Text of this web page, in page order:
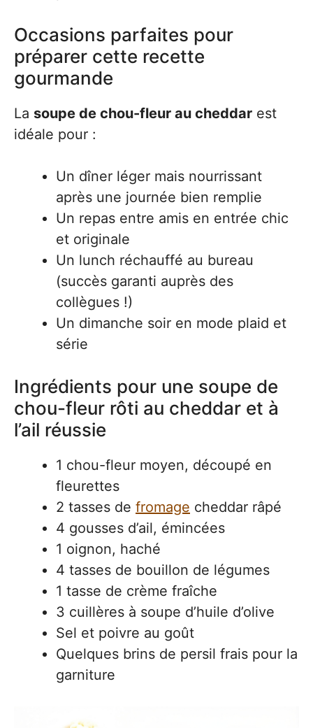
Occasions parfaites pour
préparer cette recette
gourmande
La soupe de chou-fleur au cheddar est
idéale pour :
Un dîner léger mais nourrissant
après une journée bien remplie
Un repas entre amis en entrée chic
et originale
Un lunch réchauffé au bureau
(succès garanti auprès des
collègues !)
Un dimanche soir en mode plaid et
série
Ingrédients pour une soupe de
chou-fleur rôti au cheddar et à
l’ail réussie
1 chou-fleur moyen, découpé en
fleurettes
2 tasses de fromage cheddar râpé
4 gousses d’ail, émincées
1 oignon, haché
4 tasses de bouillon de légumes
1 tasse de crème fraîche
3 cuillères à soupe d’huile d’olive
Sel et poivre au goût
Quelques brins de persil frais pour la
garniture